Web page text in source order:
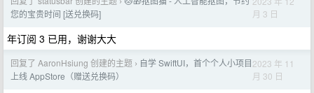
您的宝贵时间 [送兑换码]
月 3 日
年订阅 3 已用，谢谢大大
回复了 AaronHsiung 创建的主题 › 自学 SwiftUI，首个个人小项目
上线 AppStore（赠送兑换码）
2023 年 11
月 30 日